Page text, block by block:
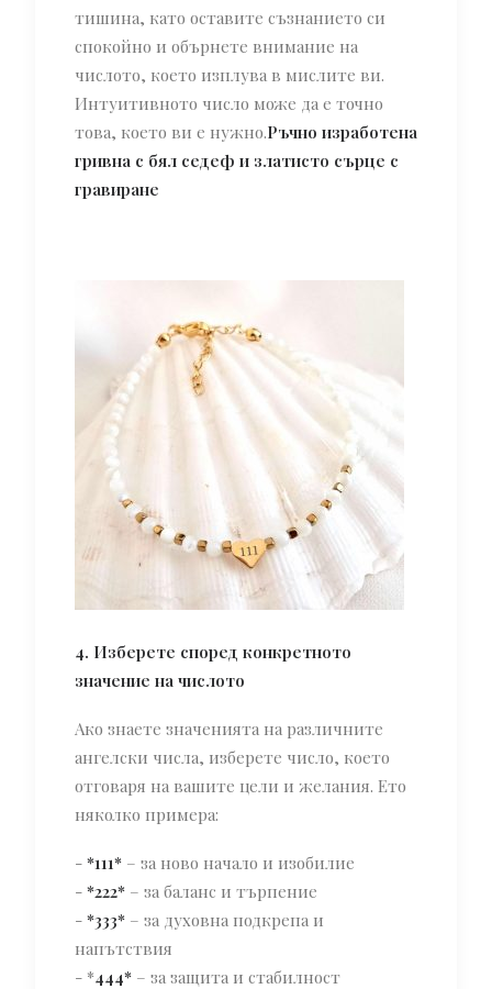
тишина, като оставите съзнанието си
спокойно и обърнете внимание на
числото, което изплува в мислите ви.
Интуитивното число може да е точно
това, което ви е нужно.Ръчно изработена
гривна с бял седеф и златисто сърце с
гравиране
4. Изберете според конкретното
значение на числото
Ако знаете значенията на различните
ангелски числа, изберете число, което
отговаря на вашите цели и желания. Ето
няколко примера:
- *111* – за ново начало и изобилие
- *222* – за баланс и търпение
- *333* – за духовна подкрепа и
напътствия
- *444* – за защита и стабилност